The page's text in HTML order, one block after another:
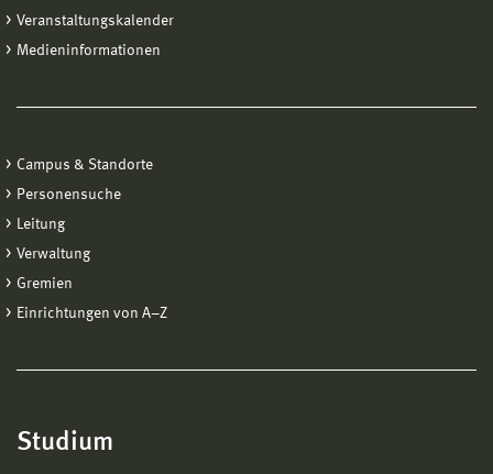
Veranstaltungskalender
Medieninformationen
Campus & Standorte
Personensuche
Leitung
Verwaltung
Gremien
Einrichtungen von A−Z
Studium